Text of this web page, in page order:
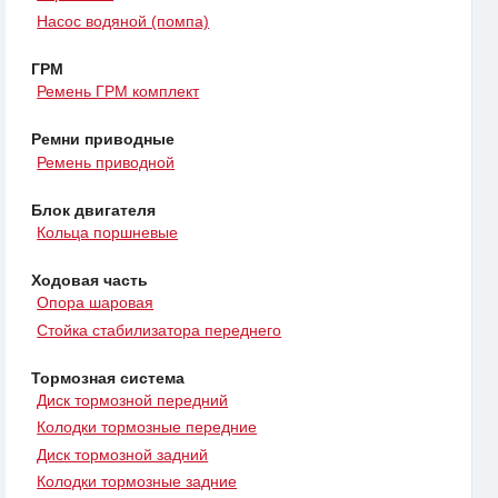
Насос водяной (помпа)
ГРМ
Ремень ГРМ комплект
Ремни приводные
Ремень приводной
Блок двигателя
Кольца поршневые
Ходовая часть
Опора шаровая
Стойка стабилизатора переднего
Тормозная система
Диск тормозной передний
Колодки тормозные передние
Диск тормозной задний
Колодки тормозные задние